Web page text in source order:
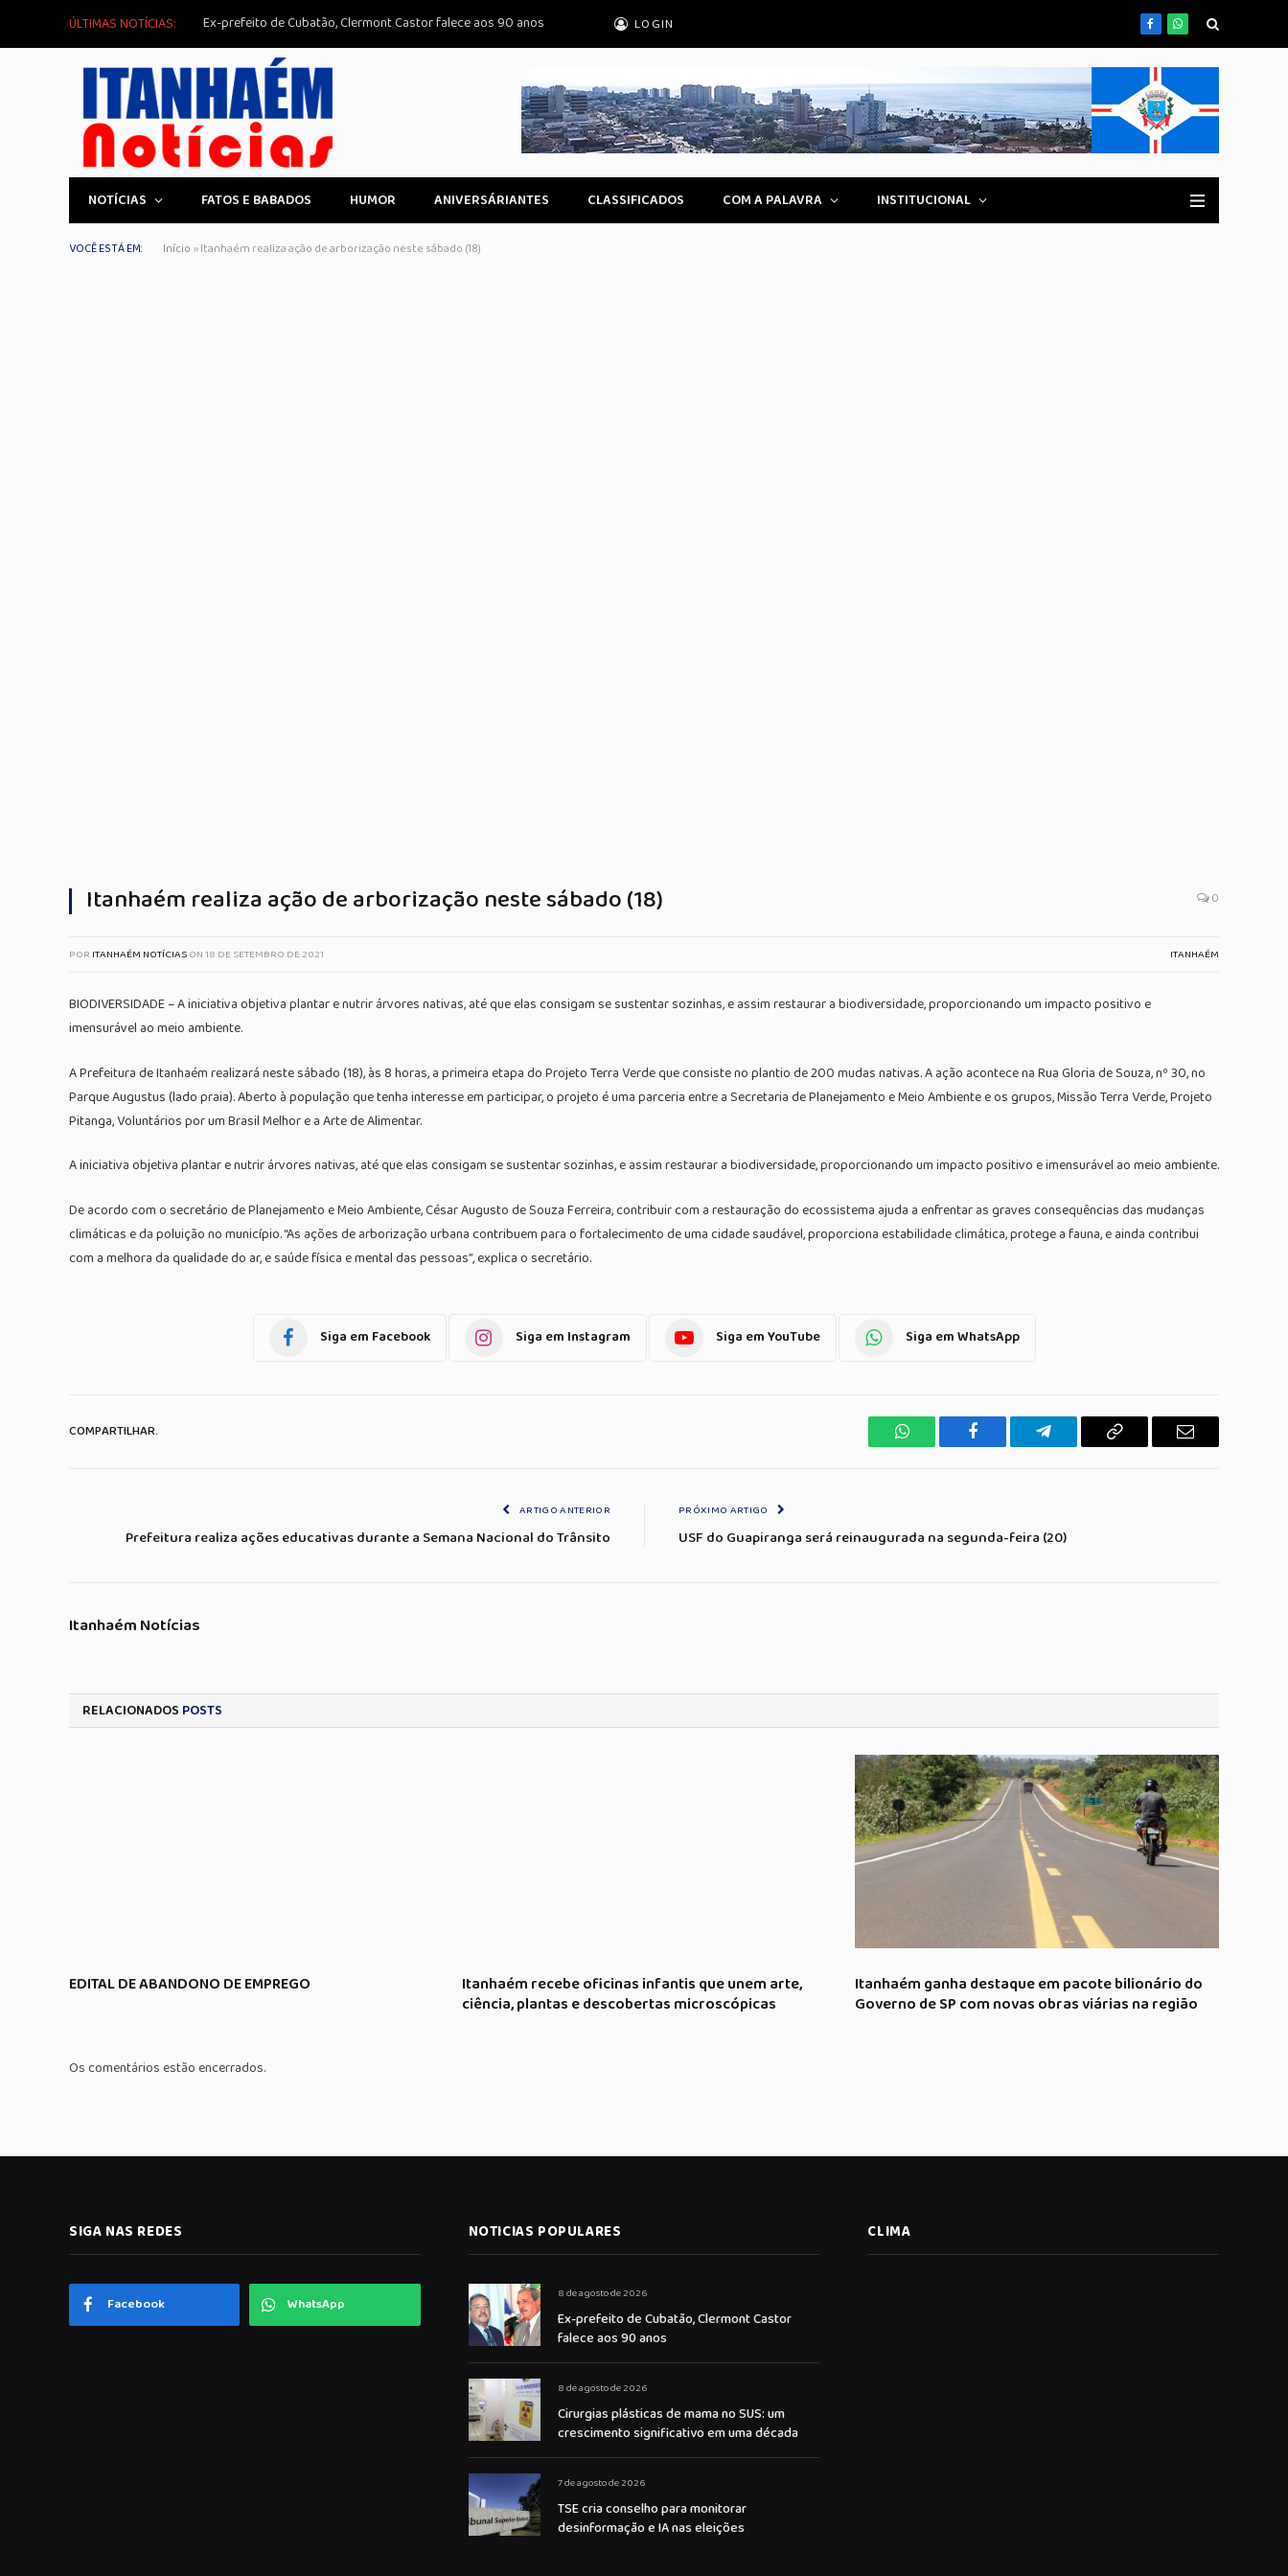
ÚLTIMAS NOTÍCIAS: Ex-prefeito de Cubatão, Clermont Castor falece aos 90 anos LOGIN FacebookWhatsApp
NOTÍCIAS FATOS E BABADOS HUMOR ANIVERSÁRIANTES CLASSIFICADOS COM A PALAVRA INSTITUCIONAL
VOCÊ ESTÁ EM: Início »Itanhaém realiza ação de arborização neste sábado (18)
Itanhaém realiza ação de arborização neste sábado (18) 0
POR ITANHAÉM NOTÍCIASON18 DE SETEMBRO DE 2021 ITANHAÉM
BIODIVERSIDADE – A iniciativa objetiva plantar e nutrir árvores nativas, até que elas consigam se sustentar sozinhas, e assim restaurar a biodiversidade, proporcionando um impacto positivo e
imensurável ao meio ambiente.
A Prefeitura de Itanhaém realizará neste sábado (18), às 8 horas, a primeira etapa do Projeto Terra Verde que consiste no plantio de 200 mudas nativas. A ação acontece na Rua Gloria de Souza, nº 30, no
Parque Augustus (lado praia). Aberto à população que tenha interesse em participar, o projeto é uma parceria entre a Secretaria de Planejamento e Meio Ambiente e os grupos, Missão Terra Verde, Projeto
Pitanga, Voluntários por um Brasil Melhor e a Arte de Alimentar.
A iniciativa objetiva plantar e nutrir árvores nativas, até que elas consigam se sustentar sozinhas, e assim restaurar a biodiversidade, proporcionando um impacto positivo e imensurável ao meio ambiente.
De acordo com o secretário de Planejamento e Meio Ambiente, César Augusto de Souza Ferreira, contribuir com a restauração do ecossistema ajuda a enfrentar as graves consequências das mudanças
climáticas e da poluição no município. “As ações de arborização urbana contribuem para o fortalecimento de uma cidade saudável, proporciona estabilidade climática, protege a fauna, e ainda contribui
com a melhora da qualidade do ar, e saúde física e mental das pessoas”, explica o secretário.
Siga em Facebook Siga em Instagram Siga em YouTube Siga em WhatsApp
COMPARTILHAR.
WhatsAppFacebook TelegramaCopiar
E-
ARTIGO ANTERIOR
Prefeitura realiza ações educativas durante a Semana Nacional do Trânsito
PRÓXIMO ARTIGO
USF do Guapiranga será reinaugurada na segunda-feira (20)
Itanhaém Notícias
RELACIONADOS POSTS
EDITAL DE ABANDONO DE EMPREGO
Itanhaém recebe oficinas infantis que unem arte,
ciência, plantas e descobertas microscópicas
Itanhaém ganha destaque em pacote bilionário do
Governo de SP com novas obras viárias na região
Os comentários estão encerrados.
SIGA NAS REDES
Facebook WhatsApp
NOTICIAS POPULARES
8 de agosto de 2026
Ex-prefeito de Cubatão, Clermont Castor
falece aos 90 anos
8 de agosto de 2026
Cirurgias plásticas de mama no SUS: um
crescimento significativo em uma década
7 de agosto de 2026
TSE cria conselho para monitorar
desinformação e IA nas eleições
CLIMA